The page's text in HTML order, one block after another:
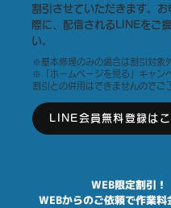
割引させていただきます。お
際に、配信されるLINEをご
い。
※基本修理のみの場合は割引対象
※「ホームページを見る」キャン
割引との併用はできませんのでご
LINE会員無料登録はこ
WEB限定割引！
​WEBからのご依頼で作業料